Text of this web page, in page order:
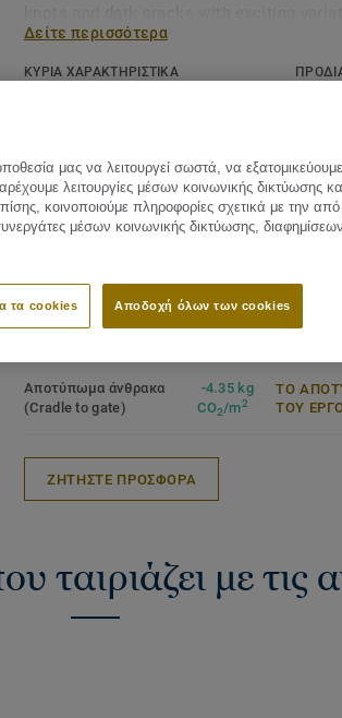
structure. To emphasize the beautiful
plank unique, the wood grains are
Δείτε περισσότερα
ΚΥΡΙΑ ΧΑΡΑΚΤΗΡΙΣΤΙΚΑ
Certified with PEFC (PEFC/05-35-
125)
Installation with 2-lock (click)
Latin
Αποτύπωμα άνθρακα
(Cradle to gate)
-4.35 kg
CO2/m2
ΤΟ
ΤΟΥ
ΖΗΤΗΣΤΕ ΠΡΟΣΦΟΡΑ
ταιριάζει με τις
μας να λειτουργεί σωστά, να εξατομικεύουμε
λειτουργίες μέσων κοινωνικής δικτύωσης
κοινοποιούμε πληροφορίες σχετικά με την
μέσων κοινωνικής δικτύωσης,
Αποδοχή όλων των cookies
τα cookies